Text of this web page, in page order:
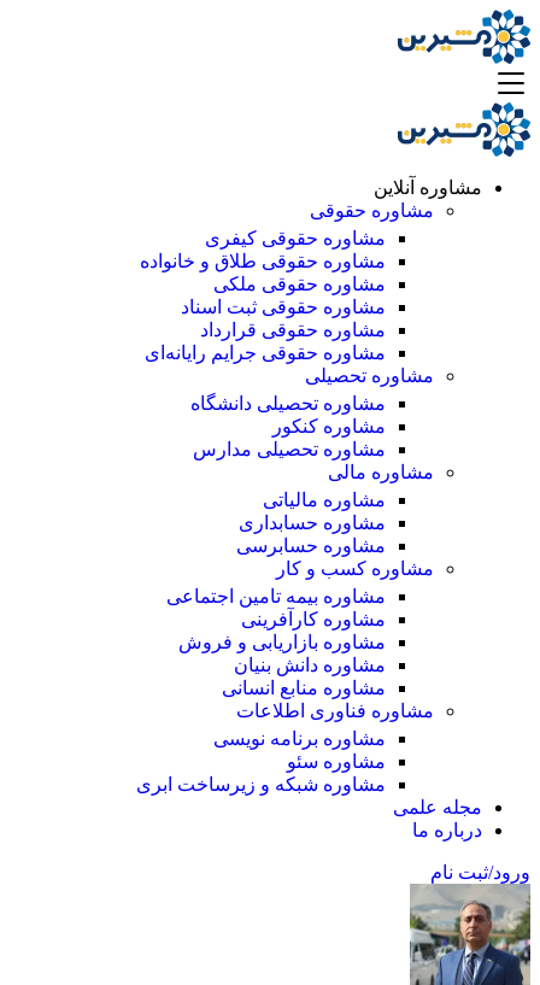
مشاوره آنلاین
مشاوره حقوقی
مشاوره حقوقی کیفری
مشاوره حقوقی طلاق و خانواده
مشاوره حقوقی ملکی
مشاوره حقوقی ثبت اسناد
مشاوره حقوقی قرارداد
مشاوره حقوقی جرایم رایانه‌ای
مشاوره تحصیلی
مشاوره تحصیلی دانشگاه
مشاوره کنکور
مشاوره تحصیلی مدارس
مشاوره مالی
مشاوره مالیاتی
مشاوره حسابداری
مشاوره حسابرسی
مشاوره کسب و کار
مشاوره بیمه تامین اجتماعی
مشاوره کارآفرینی
مشاوره بازاریابی و فروش
مشاوره دانش بنیان
مشاوره منابع انسانی
مشاوره فناوری اطلاعات
مشاوره برنامه نویسی
مشاوره سئو
مشاوره شبکه و زیرساخت ابری
مجله علمی
درباره ما
ورود/ثبت نام